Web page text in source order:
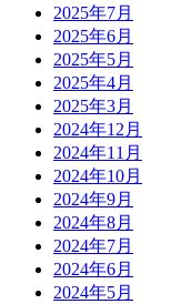
2025年7月
2025年6月
2025年5月
2025年4月
2025年3月
2024年12月
2024年11月
2024年10月
2024年9月
2024年8月
2024年7月
2024年6月
2024年5月